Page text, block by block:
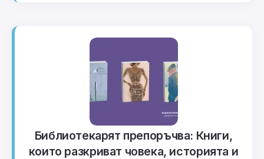
Библиотекарят препоръчва: Книги,
които разкриват човека, историята и